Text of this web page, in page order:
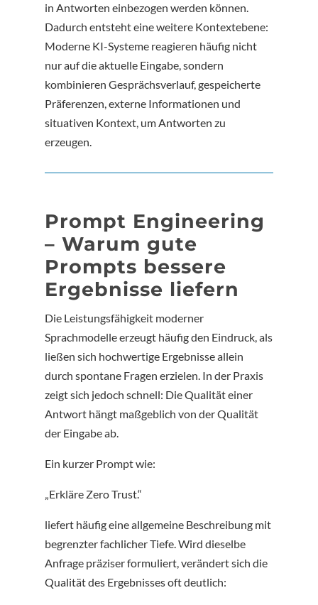
in Antworten einbezogen werden können.
Dadurch entsteht eine weitere Kontextebene:
Moderne KI-Systeme reagieren häufig nicht
nur auf die aktuelle Eingabe, sondern
kombinieren Gesprächsverlauf, gespeicherte
Präferenzen, externe Informationen und
situativen Kontext, um Antworten zu
erzeugen.
Prompt Engineering
– Warum gute
Prompts bessere
Ergebnisse liefern
Die Leistungsfähigkeit moderner
Sprachmodelle erzeugt häufig den Eindruck, als
ließen sich hochwertige Ergebnisse allein
durch spontane Fragen erzielen. In der Praxis
zeigt sich jedoch schnell: Die Qualität einer
Antwort hängt maßgeblich von der Qualität
der Eingabe ab.
Ein kurzer Prompt wie:
„Erkläre Zero Trust.“
liefert häufig eine allgemeine Beschreibung mit
begrenzter fachlicher Tiefe. Wird dieselbe
Anfrage präziser formuliert, verändert sich die
Qualität des Ergebnisses oft deutlich: